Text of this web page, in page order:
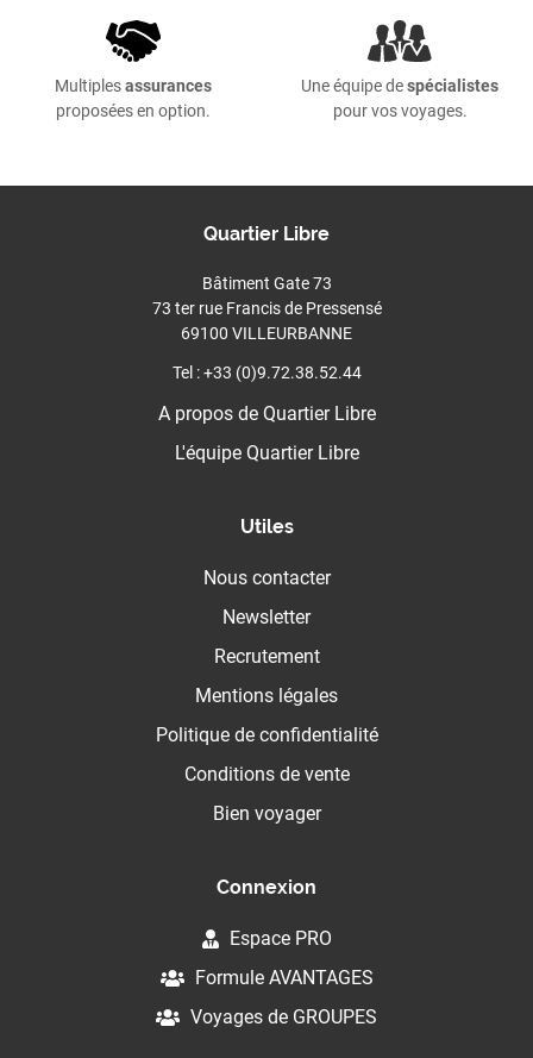
Multiplesassurances
proposées en option.
Une équipe despécialistes
pour vos voyages.
Quartier Libre
Bâtiment Gate 73
73 ter rue Francis de Pressensé
69100 VILLEURBANNE
Tel : +33 (0)9.72.38.52.44
A propos de Quartier Libre
L'équipe Quartier Libre
Utiles
Nous contacter
Newsletter
Recrutement
Mentions légales
Politique de confidentialité
Conditions de vente
Bien voyager
Connexion
Espace PRO
Formule AVANTAGES
Voyages de GROUPES